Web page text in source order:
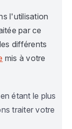
l'utilisation
par ce
différents
mis à votre
étant le plus
traiter votre